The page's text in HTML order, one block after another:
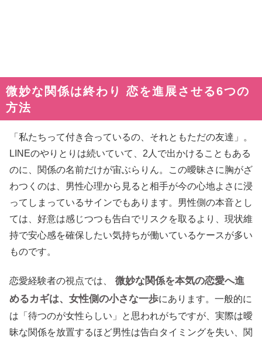
微妙な関係は終わり 恋を進展させる6つの
方法
「私たちって付き合っているの、それともただの友達」。
LINEのやりとりは続いていて、2人で出かけることもある
のに、関係の名前だけが宙ぶらりん。この曖昧さに胸がざ
わつくのは、男性心理から見ると相手が今の心地よさに浸
ってしまっているサインでもあります。男性側の本音とし
ては、好意は感じつつも告白でリスクを取るより、現状維
持で安心感を確保したい気持ちが働いているケースが多い
ものです。
恋愛経験者の視点では、
微妙な関係を本気の恋愛へ進
めるカギは、女性側の小さな一歩にあります。一般的に
は「待つのが女性らしい」と思われがちですが、実際は曖
昧な関係を放置するほど男性は告白タイミングを失い、関